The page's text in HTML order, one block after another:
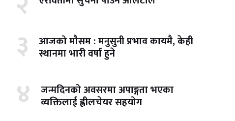
३ आजको मौसम : मनुसुनी प्रभाव कायमै, केही
स्थानमा भारी वर्षा हुने
४ जन्मदिनको अवसरमा अपाङ्गता भएका
व्यक्तिलाई ह्वीलचेयर सहयोग